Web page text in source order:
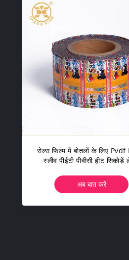
रोल्स फिल्म में बोतलों के लिए Pvdf
स्लीव पीईटी पीवीसी हीट
अब बात करें